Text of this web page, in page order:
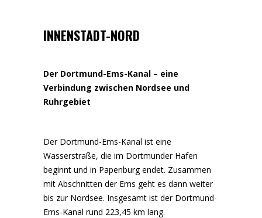
INNENSTADT-NORD
Der Dortmund-Ems-Kanal – eine
Verbindung zwischen Nordsee und
Ruhrgebiet
Der Dortmund-Ems-Kanal ist eine
Wasserstraße, die im Dortmunder Hafen
beginnt und in Papenburg endet. Zusammen
mit Abschnitten der Ems geht es dann weiter
bis zur Nordsee. Insgesamt ist der Dortmund-
Ems-Kanal rund 223,45 km lang.